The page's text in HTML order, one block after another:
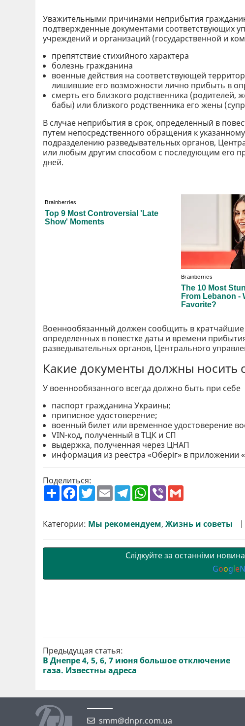
Уважительными причинами неприбытия
подтвержденные документами соответствующих
учреждений и организаций (государственной и
препятствие стихийного характера
болезнь гражданина
военные действия на соответствующей
лишившие его возможности лично прибыть в
смерть его близкого родственника
бабы) или близкого родственника его жены
В случае неприбытия в срок, определенный в
путем непосредственного обращения к
подразделению разведывательных органов,
или любым другим способом с последующим его
дней.
Военнообязанный должен сообщить в
определенных в повестке даты и времени
разведывательных органов, Центрального
Какие документы должны носить
У военнообязанного всегда должно быть при себе
паспорт гражданина Украины;
приписное удостоверение;
военный билет или временное удостоверение
VIN-код, полученный в ТЦК и СП
выдержка, полученная через ЦНАП
информация из реестра «Оберіг» в приложении
Поделиться:
П
о
р
и
F
a
b
o
T
w
t
e
E
m
l
T
e
g
r
W
h
s
A
V
r l
Категории: Мы рекомендуем, Жизнь и советы
Слідкуйте за останніми
GoogleN
Предыдущая статья:
В Днепре 4, 5, 6, 7 июня большое отключение
газа. Известны адреса
smm@dnpr.com.ua